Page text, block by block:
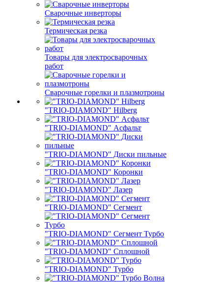
Сварочные инверторы
Термическая резка
Товары для электросварочных
работ
Сварочные горелки и плазмотроны
"TRIO-DIAMOND" Hilberg
"TRIO-DIAMOND" Асфальт
"TRIO-DIAMOND" Диски пильные
"TRIO-DIAMOND" Коронки
"TRIO-DIAMOND" Лазер
"TRIO-DIAMOND" Сегмент
"TRIO-DIAMOND" Сегмент Турбо
"TRIO-DIAMOND" Сплошной
"TRIO-DIAMOND" Турбо